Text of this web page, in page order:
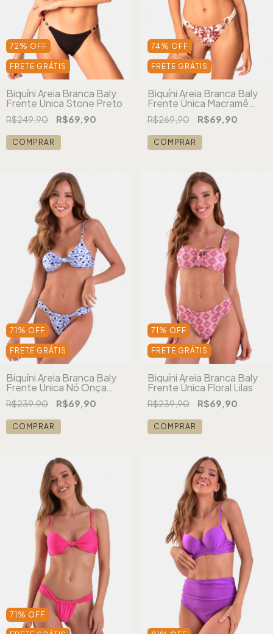
72 % OFF
FRETE GRÁTIS
Biquíni Areia Branca Baly
Frente Única Stone Preto
R$249,90 R$69,90
COMPRAR
74 % OFF
FRETE GRÁTIS
Biquíni Areia Branca Baly
Frente Única Macramê
Vermelho
R$269,90 R$69,90
COMPRAR
71 % OFF
FRETE GRÁTIS
Biquíni Areia Branca Baly
Frente Única Nó Onça
Azul
R$239,90 R$69,90
COMPRAR
71 % OFF
FRETE GRÁTIS
Biquíni Areia Branca Baly
Frente Única Floral Lilas
R$239,90 R$69,90
COMPRAR
71 % OFF